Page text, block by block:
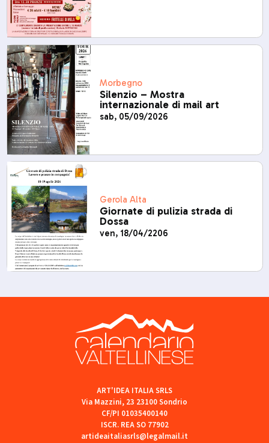
Morbegno
Silenzio – Mostra
internazionale di mail art
sab, 05/09/2026
Gerola Alta
Giornate di pulizia strada di
Dossa
ven, 18/04/2206
ART'IDEA ITALIA SRLS
Via Mazzini, 23 23100 Sondrio
CF/PI 01035400140
ISCR. REA SO 77902
artideaitaliasrls@legalmail.it